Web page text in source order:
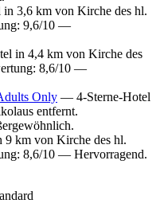
3,6 km von Kirche des hl.
9,6/10 —
in 4,4 km von Kirche des
8,6/10 —
Only — 4-Sterne-Hotel
entfernt.
km von Kirche des hl.
8,6/10 — Hervorragend.